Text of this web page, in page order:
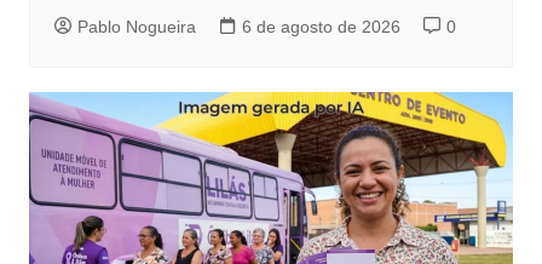
Pablo Nogueira 6 de agosto de 2026 0